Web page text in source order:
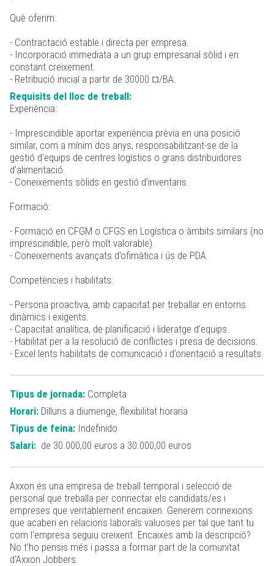
Què oferim:
- Contractació estable i directa per empresa.
- Incorporació immediata a un grup empresarial sòlid i en
constant creixement.
- Retribució inicial a partir de 30000 ¤/BA.
Requisits del lloc de treball:
Experiència:
- Imprescindible aportar experiència prèvia en una posició
similar, com a mínim dos anys, responsabilitzant-se de la
gestió d'equips de centres logístics o grans distribuïdores
d'alimentació.
- Coneixements sòlids en gestió d'inventaris.
Formació:
- Formació en CFGM o CFGS en Logística o àmbits similars (no
imprescindible, però molt valorable).
- Coneixements avançats d'ofimàtica i ús de PDA.
Competències i habilitats:
- Persona proactiva, amb capacitat per treballar en entorns
dinàmics i exigents.
- Capacitat analítica, de planificació i lideratge d'equips.
- Habilitat per a la resolució de conflictes i presa de decisions.
- Excel·lents habilitats de comunicació i d'orientació a resultats.
Tipus de jornada:Completa
Horari:Dilluns a diumenge, flexibilitat horaria
Tipus de feina:Indefinido
Salari: de 30.000,00 euros a 30.000,00 euros
Axxon és una empresa de treball temporal i selecció de
personal que treballa per connectar els candidats/es i
empreses que veritablement encaixen. Generem connexions
que acaben en relacions laborals valuoses per tal que tant tu
com l'empresa seguiu creixent. Encaixes amb la descripció?
No t'ho pensis més i passa a formar part de la comunitat
d'Axxon Jobbers.